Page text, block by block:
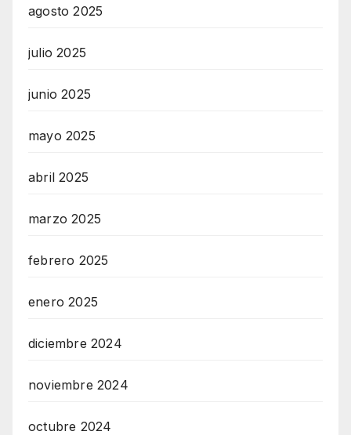
agosto 2025
julio 2025
junio 2025
mayo 2025
abril 2025
marzo 2025
febrero 2025
enero 2025
diciembre 2024
noviembre 2024
octubre 2024